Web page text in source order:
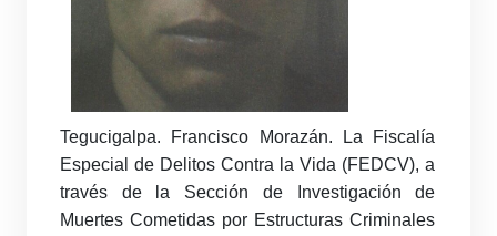
Tegucigalpa. Francisco Morazán. La Fiscalía
Especial de Delitos Contra la Vida (FEDCV), a
través de la Sección de Investigación de
Muertes Cometidas por Estructuras Criminales